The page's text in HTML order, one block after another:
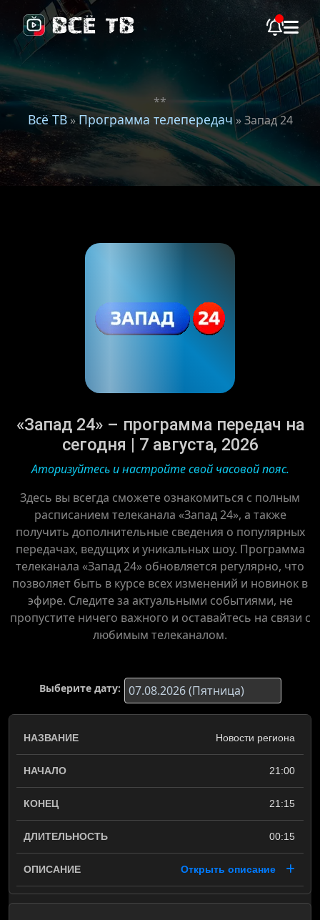
**
Всё ТВ»Программа телепередач» Запад 24
«Запад 24» – программа передач на
сегодня | 7 августа, 2026
Аторизуйтесь и настройте свой часовой пояс.
Здесь вы всегда сможете ознакомиться с полным
расписанием телеканала «Запад 24», а также
получить дополнительные сведения о популярных
передачах, ведущих и уникальных шоу. Программа
телеканала «Запад 24» обновляется регулярно, что
позволяет быть в курсе всех изменений и новинок в
эфире. Следите за актуальными событиями, не
пропустите ничего важного и оставайтесь на связи с
любимым телеканалом.
Выберите дату:
Новости региона
21:00
21:15
00:15
Открыть описание